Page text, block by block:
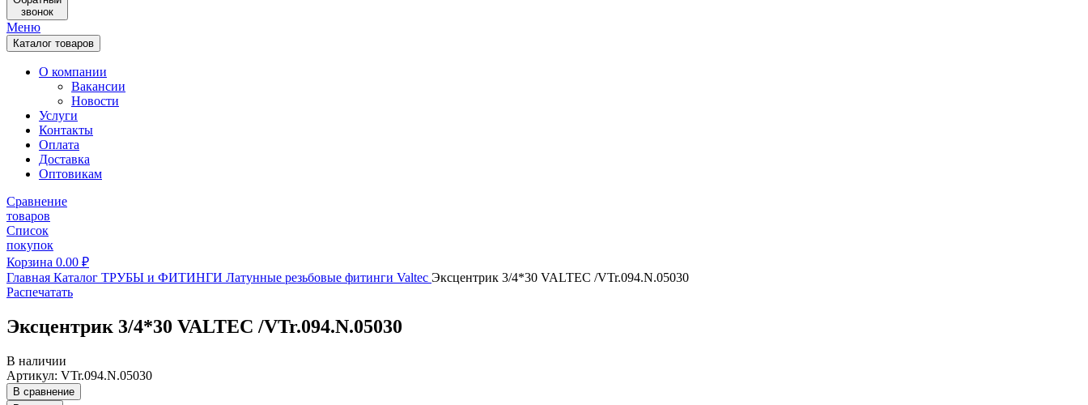
звонок
Меню
Каталог товаров
О компании
Вакансии
Новости
Услуги
Контакты
Оплата
Доставка
Оптовикам
Сравнение
товаров
Список
покупок
Корзина 0.00 ₽
Главная Каталог ТРУБЫ и ФИТИНГИ Латунные резьбовые фитинги Valtec Эксцентрик 3/4*30 VALTEC /VTr.094.N.05030
Распечатать
Эксцентрик 3/4*30 VALTEC /VTr.094.N.05030
В наличии
Артикул: VTr.094.N.05030
В сравнение